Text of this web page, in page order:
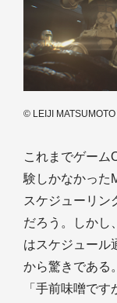
© LEIJI
これまでゲーム
験しかなかった
スケジューリン
だろう。しかし
はスケジュール
から驚きである。
「手前味噌で